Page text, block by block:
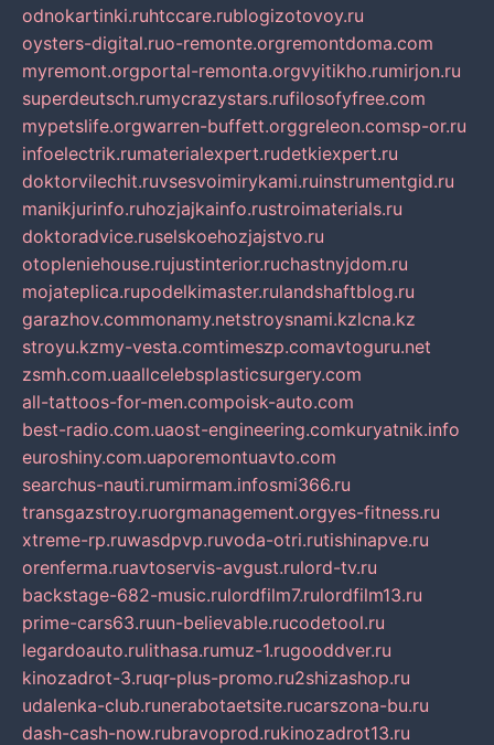
odnokartinki.ruhtccare.rublogizotovoy.ru
oysters-digital.ruo-remonte.orgremontdoma.com
myremont.orgportal-remonta.orgvyitikho.rumirjon.ru
superdeutsch.rumycrazystars.rufilosofyfree.com
mypetslife.orgwarren-buffett.orggreleon.comsp-or.ru
infoelectrik.rumaterialexpert.rudetkiexpert.ru
doktorvilechit.ruvsesvoimirykami.ruinstrumentgid.ru
manikjurinfo.ruhozjajkainfo.rustroimaterials.ru
doktoradvice.ruselskoehozjajstvo.ru
otopleniehouse.rujustinterior.ruchastnyjdom.ru
mojateplica.rupodelkimaster.rulandshaftblog.ru
garazhov.commonamy.netstroysnami.kzlcna.kz
stroyu.kzmy-vesta.comtimeszp.comavtoguru.net
zsmh.com.uaallcelebsplasticsurgery.com
all-tattoos-for-men.compoisk-auto.com
best-radio.com.uaost-engineering.comkuryatnik.info
euroshiny.com.uaporemontuavto.com
searchus-nauti.rumirmam.infosmi366.ru
transgazstroy.ruorgmanagement.orgyes-fitness.ru
xtreme-rp.ruwasdpvp.ruvoda-otri.rutishinapve.ru
orenferma.ruavtoservis-avgust.rulord-tv.ru
backstage-682-music.rulordfilm7.rulordfilm13.ru
prime-cars63.ruun-believable.rucodetool.ru
legardoauto.rulithasa.rumuz-1.rugooddver.ru
kinozadrot-3.ruqr-plus-promo.ru2shizashop.ru
udalenka-club.runerabotaetsite.rucarszona-bu.ru
dash-cash-now.rubravoprod.rukinozadrot13.ru